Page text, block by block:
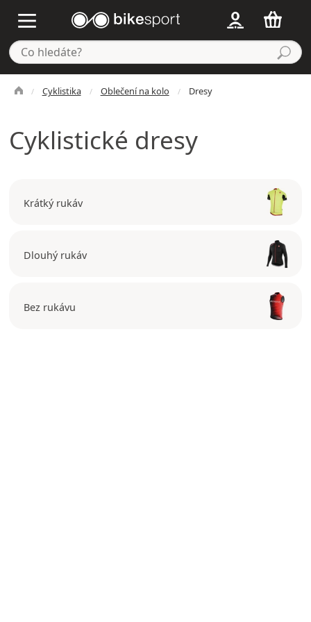
Cyklistika Oblečení na kolo Dresy
Cyklistické dresy
Krátký rukáv
Dlouhý rukáv
Bez rukávu